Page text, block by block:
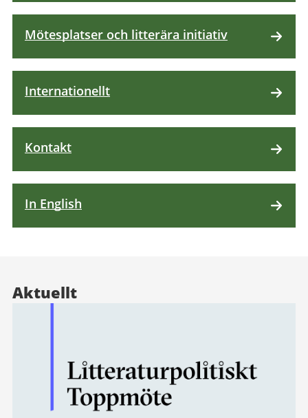
Mötesplatser och litterära initiativ
Internationellt
Kontakt
In English
Aktuellt